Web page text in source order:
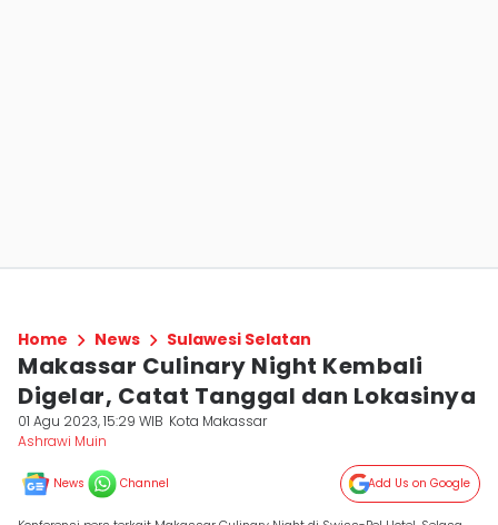
Home News Sulawesi Selatan
Makassar Culinary Night Kembali
Digelar, Catat Tanggal dan Lokasinya
01 Agu 2023, 15:29 WIB Kota Makassar
Ashrawi Muin
News Channel Add Us on Google